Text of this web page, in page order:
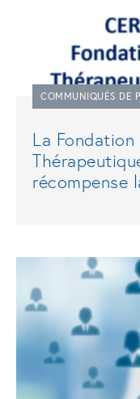
COMMUNIQUÉS DE
La
récompense